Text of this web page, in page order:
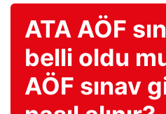
ATA AÖF
belli oldu
AÖF sınav